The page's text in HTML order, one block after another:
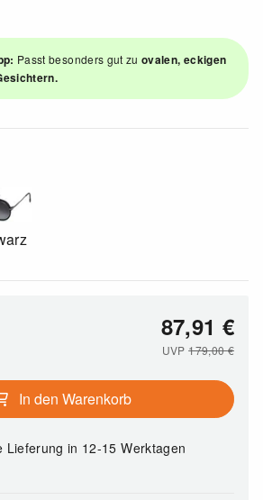
Passt besonders gut zuovalen, eckigen
87,91 €
UVP179,00€
In den Warenkorb
Lieferungin 12-15 Werktagen